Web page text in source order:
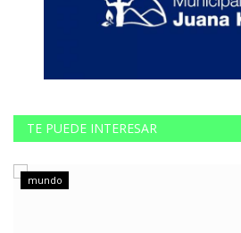
TE PUEDE INTERESAR
mundo